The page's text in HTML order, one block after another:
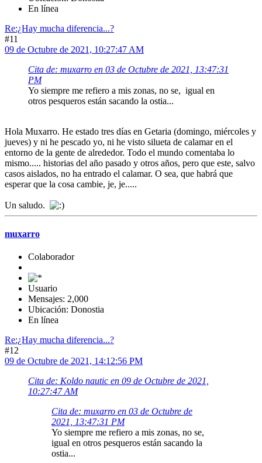
En línea
Re:¿Hay mucha diferencia...?
#11
09 de Octubre de 2021, 10:27:47 AM
Cita de: muxarro en 03 de Octubre de 2021, 13:47:31
PM
Yo siempre me refiero a mis zonas, no se, igual en
otros pesqueros están sacando la ostia...
Hola Muxarro. He estado tres días en Getaria (domingo, miércoles y
jueves) y ni he pescado yo, ni he visto silueta de calamar en el
entorno de la gente de alrededor. Todo el mundo comentaba lo
mismo..... historias del año pasado y otros años, pero que este, salvo
casos aislados, no ha entrado el calamar. O sea, que habrá que
esperar que la cosa cambie, je, je.....
Un saludo.
muxarro
Colaborador
Usuario
Mensajes: 2,000
Ubicación: Donostia
En línea
Re:¿Hay mucha diferencia...?
#12
09 de Octubre de 2021, 14:12:56 PM
Cita de: Koldo nautic en 09 de Octubre de 2021,
10:27:47 AM
Cita de: muxarro en 03 de Octubre de
2021, 13:47:31 PM
Yo siempre me refiero a mis zonas, no se,
igual en otros pesqueros están sacando la
ostia...